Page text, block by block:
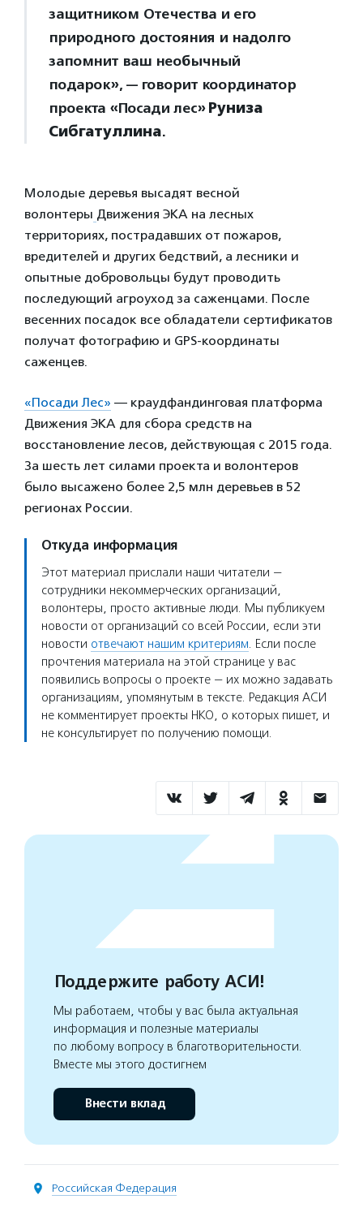
защитником Отечества и его
природного достояния и надолго
запомнит ваш необычный
подарок», — говорит координатор
проекта «Посади лес»Руниза
Сибгатуллина.
Молодые деревья высадят весной
волонтеры Движения ЭКА на лесных
территориях, пострадавших от пожаров,
вредителей и других бедствий, а лесники и
опытные добровольцы будут проводить
последующий агроуход за саженцами. После
весенних посадок все обладатели сертификатов
получат фотографию и GPS-координаты
саженцев.
«Посади Лес» — краудфандинговая платформа
Движения ЭКА для сбора средств на
восстановление лесов, действующая с 2015 года.
За шесть лет силами проекта и волонтеров
было высажено более 2,5 млн деревьев в 52
регионах России.
Откуда информация
Этот материал прислали наши читатели —
сотрудники некоммерческих организаций,
волонтеры, просто активные люди. Мы публикуем
новости от организаций со всей России, если эти
новости отвечают нашим критериям. Если после
прочтения материала на этой странице у вас
появились вопросы о проекте — их можно задавать
организациям, упомянутым в тексте. Редакция АСИ
не комментирует проекты НКО, о которых пишет, и
не консультирует по получению помощи.
Поддержите работу АСИ!
Мы работаем, чтобы у вас была актуальная
информация и полезные материалы
по любому вопросу в благотворительности.
Вместе мы этого достигнем
Внести вклад
Российская Федерация